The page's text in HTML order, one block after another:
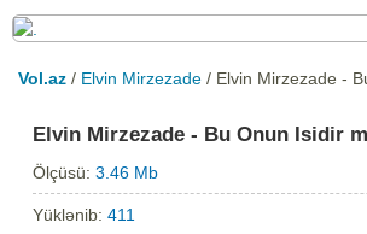
Vol.az / Elvin Mirzezade / Elvin Mirzezade -
Elvin Mirzezade - Bu Onun Isidir
Ölçüsü:3.46 Mb
Yüklənib:411